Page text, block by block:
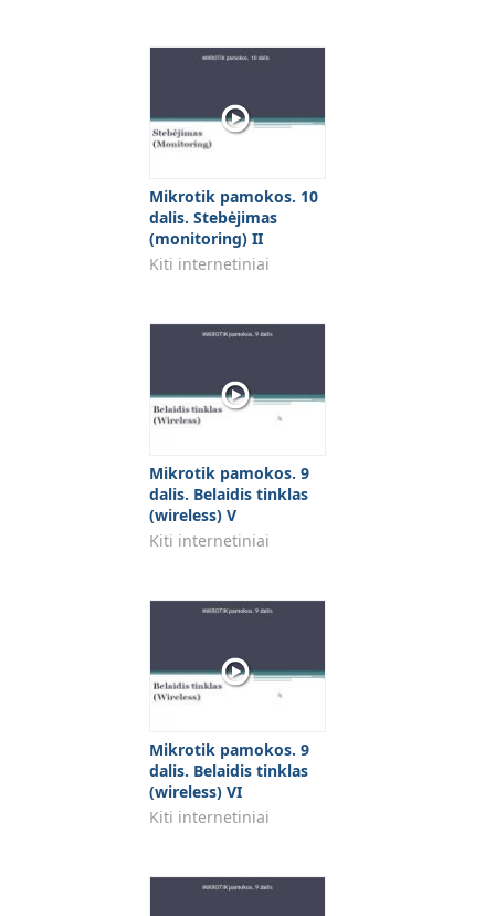
Mikrotik pamokos. 10
dalis. Stebėjimas
(monitoring) II
Kiti internetiniai
Mikrotik pamokos. 9
dalis. Belaidis tinklas
(wireless) V
Kiti internetiniai
Mikrotik pamokos. 9
dalis. Belaidis tinklas
(wireless) VI
Kiti internetiniai